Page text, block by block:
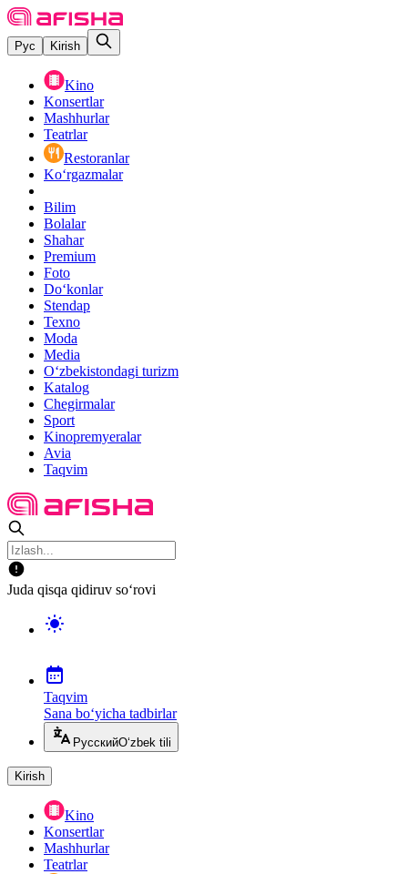
Рус Kirish
Kino
Konsertlar
Mashhurlar
Teatrlar
Restoranlar
Ko‘rgazmalar
Bilim
Bolalar
Shahar
Premium
Foto
Do‘konlar
Stendap
Texno
Moda
Media
O‘zbekistondagi turizm
Katalog
Chegirmalar
Sport
Kinopremyeralar
Avia
Taqvim
Juda qisqa qidiruv so‘rovi
Taqvim
Sana bo‘yicha tadbirlar
РусскийO‘zbek tili
Kirish
Kino
Konsertlar
Mashhurlar
Teatrlar